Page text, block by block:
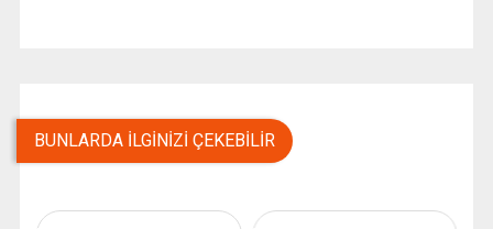
BUNLARDA İLGINIZI ÇEKEBILIR